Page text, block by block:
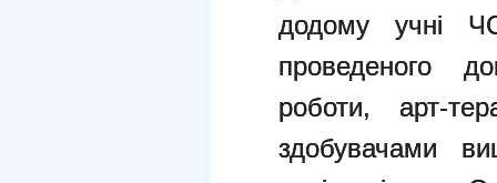
додому учні
проведеного
роботи, арт-
здобувачами